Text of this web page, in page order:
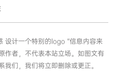
设计一个特别的logo ”信息内容来
作者，不代表本站立场。如图文有
们，我们将立即删除或更正。